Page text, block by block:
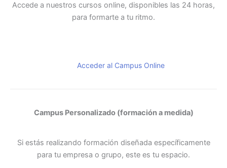
Accede a nuestros cursos online, disponibles las 24 horas,
para formarte a tu ritmo.
Acceder al Campus Online
Campus Personalizado (formación a medida)
Si estás realizando formación diseñada específicamente
para tu empresa o grupo, este es tu espacio.